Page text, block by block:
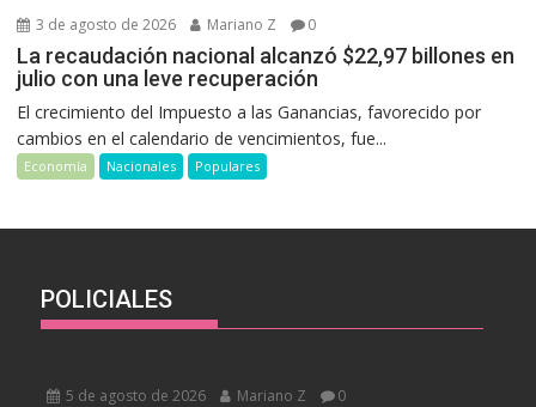
3 de agosto de 2026 Mariano Z 0
La recaudación nacional alcanzó $22,97 billones en
julio con una leve recuperación
El crecimiento del Impuesto a las Ganancias, favorecido por
cambios en el calendario de vencimientos, fue...
Economía Nacionales Populares
POLICIALES
5 de agosto de 2026 Mariano Z 0